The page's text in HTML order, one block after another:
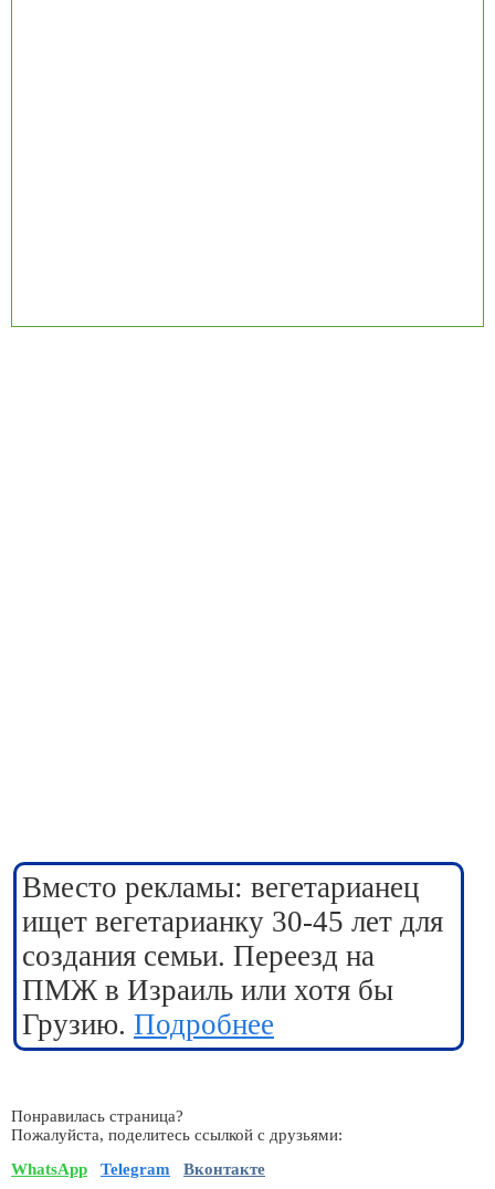
Вместо рекламы: вегетарианец
ищет вегетарианку 30-45 лет для
создания семьи. Переезд на
ПМЖ в Израиль или хотя бы
Грузию. Подробнее
Понравилась страница?
Пожалуйста, поделитесь ссылкой с друзьями:
WhatsApp
Telegram Вконтакте